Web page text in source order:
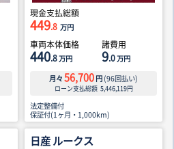
現金支払総額
449.8 万円
車両本体価格
440.8万円
諸費用
9.0万円
月々 56,700 円 (96回払い)
ローン支払総額 5,446,119円
法定整備付
保証付(1ヶ月・1,000km)
日産 ルークス